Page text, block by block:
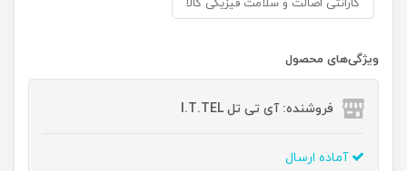
گارانتی اصالت و سلامت فیزیکی کالا
ویژگی‌های محصول
فروشنده: آی تی تل I.T.TEL
آماده ارسال